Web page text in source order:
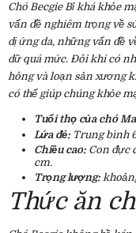
Chó Becgie Bỉ khá khỏe
vấn đề nghiêm trọng về
dị ứng da, những vấn đề
dữ quá mức. Đôi khi có
hông và loạn sản xương
có thể giúp chúng khỏe
Tuổi thọ của chó
Lứa đẻ:Trung bình
Chiều cao:Con đực
cm.
Trọng lượng:
Thức ăn